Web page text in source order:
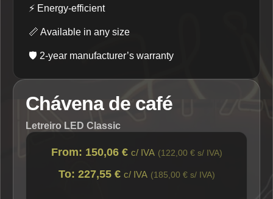
⚡ Energy-efficient
📏 Available in any size
🛡️ 2-year manufacturer’s warranty
Chávena de café
Letreiro LED Classic
From: 150,06 € c/ IVA (122,00 € s/ IVA)
To: 227,55 € c/ IVA (185,00 € s/ IVA)